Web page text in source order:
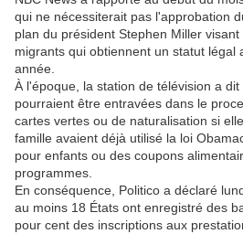
qui ne nécessiterait pas l'approbation
plan du président Stephen Miller
migrants qui obtiennent un statut légal
année.
À l'époque, la station de télévision a
pourraient être entravées dans le
cartes vertes ou de naturalisation si
famille avaient déjà utilisé la loi
pour enfants ou des coupons
programmes.
En conséquence, Politico a déclaré
au moins 18 États ont enregistré des
pour cent des inscriptions aux